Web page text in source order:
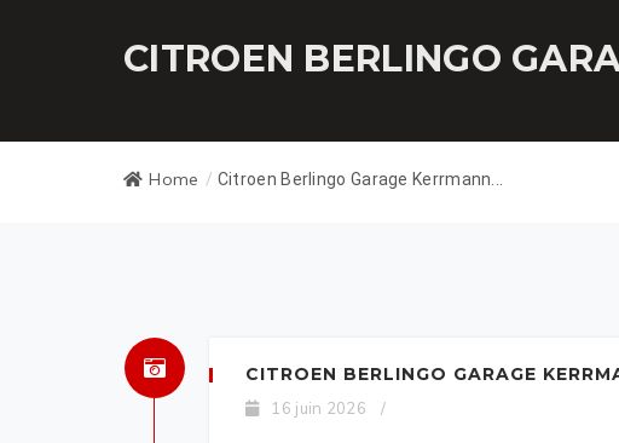
CITROEN BERLINGO
Home / Citroen Berlingo Garage Kerrmann...
CITROEN BERLINGO GARAGE
16 juin 2026 /